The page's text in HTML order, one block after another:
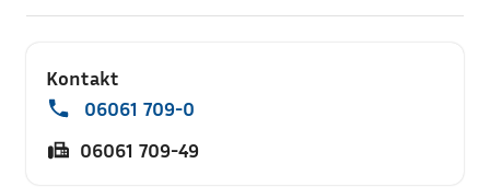
Kontakt
06061 709-0
06061 709-49